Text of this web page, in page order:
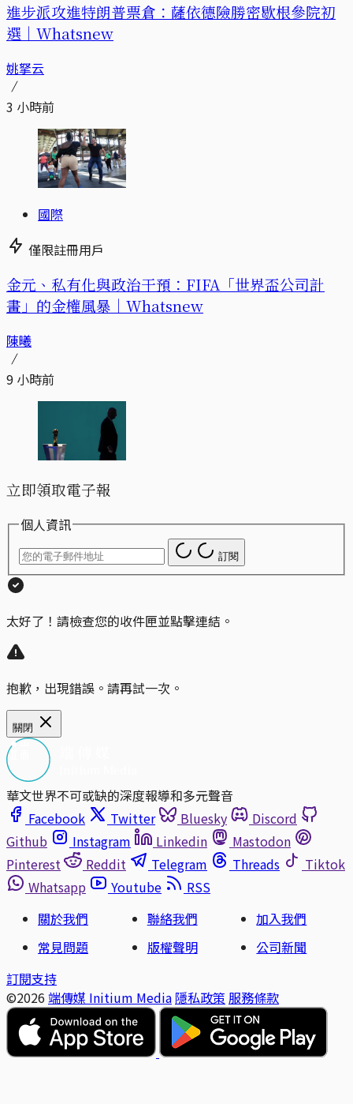
進步派攻進特朗普票倉：薩依德險勝密歇根參院初
選｜Whatsnew
姚拏云
3 小時前
國際
僅限註冊用戶
金元、私有化與政治干預：FIFA「世界盃公司計
畫」的金權風暴｜Whatsnew
陳曦
9 小時前
立即領取電子報
個人資訊
訂閱
太好了！請檢查您的收件匣並點擊連結。
抱歉，出現錯誤。請再試一次。
關閉
華文世界不可或缺的深度報導和多元聲音
Facebook
Twitter Bluesky
Discord
Github
Instagram Linkedin
Mastodon
Pinterest
Reddit Telegram Threads
Tiktok
Whatsapp
Youtube
RSS
關於我們
聯絡我們
加入我們
常見問題
版權聲明
公司新聞
訂閱支持
©2026 端傳媒 Initium Media 隱私政策 服務條款